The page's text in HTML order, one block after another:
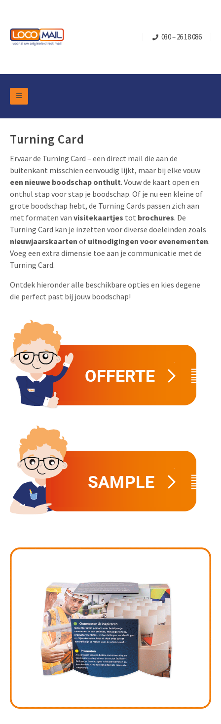
030 – 26 18 086
Turning Card
Ervaar de Turning Card – een direct mail die aan de
buitenkant misschien eenvoudig lijkt, maar bij elke vouw
een nieuwe boodschap onthult. Vouw de kaart open en
onthul stap voor stap je boodschap. Of je nu een kleine of
grote boodschap hebt, de Turning Cards passen zich aan
met formaten van visitekaartjes tot brochures. De
Turning Card kan je inzetten voor diverse doeleinden zoals
nieuwjaarskaarten of uitnodigingen voor evenementen.
Voeg een extra dimensie toe aan je communicatie met de
Turning Card.
Ontdek hieronder alle beschikbare opties en kies degene
die perfect past bij jouw boodschap!
DM Marketing Tools
Overzicht Categorieën
Pop-up Kubussen
Brievenbusdoosje +
Schuifkaarten
Pop-up Kaarten
Geluidskaarten
Lenticular Cards
Twin Sliders
Tabkaarten
Budget kaarten
Andere opvallende mailings
Alle producten
Klepdoosjes
Schuifdoosjes
Branche
Retail Marketing
Vastgoedmarketing
Sport Marketing
Media Marketing
Automotive Marketing
Non-profit Marketing
Duurzame Marketing
Marketing voor Scholen
Horeca Marketing
Food Marketing
Gelegenheden
Kerst- en Eindejaar
Verjaardag en Jubilea
Uitnodigingen
Product Introductie
Kalender maken
Klantenbinding
Contact
Over Ons
Vacatures
Brochure downloaden